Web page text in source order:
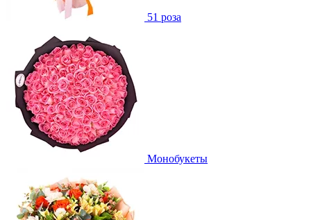
51 роза
Монобукеты